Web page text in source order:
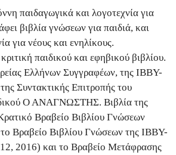
παιδαγωγικά και λογοτεχνία για
βιβλία γνώσεων για παιδιά, και
για νέους και ενηλίκους.
παιδικού και εφηβικού βιβλίου.
Ελλήνων Συγγραφέων, της IBBY-
Συντακτικής Επιτροπής του
Ο ΑΝΑΓΝΩΣΤΗΣ. Βιβλία της
Βραβείο Βιβλίου Γνώσεων
Βραβείο Βιβλίου Γνώσεων της IBBY-
2016) και το Βραβείο Μετάφρασης